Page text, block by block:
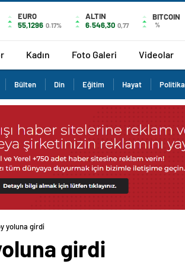
EURO
55,1296 0.17%
ALTIN
6.546,30 0,77
BITCOIN
%
Kadın Foto Galeri Videolar
Bülten Din Eğitim Hayat Politika
yoluna girdi
girdi